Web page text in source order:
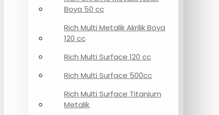
Boya 50 cc
Rich Multi Metalik Akrilik Boya
120 cc
Rich Multi Surface 120 cc
Rich Multi Surface 500cc
Rich Multi Surface Titanium
Metalik